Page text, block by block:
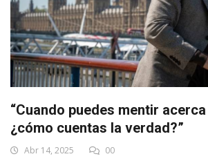
“Cuando puedes mentir
¿cómo cuentas la verdad?”
Abr 14, 2025 00